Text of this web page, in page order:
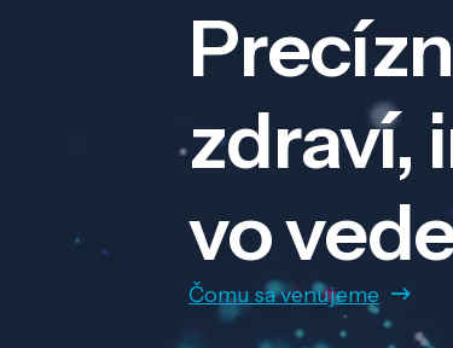
zdraví,
vo
Čomu sa venujeme